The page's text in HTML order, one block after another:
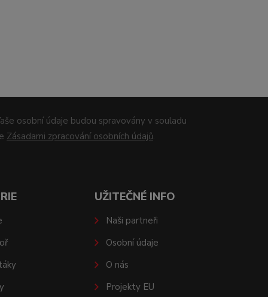
osobní údaje budou spravovány v souladu
Zásadami zpracování osobních údajů.
UŽITEČNÉ INFO
Naši partneři
Osobní údaje
O nás
Projekty EU